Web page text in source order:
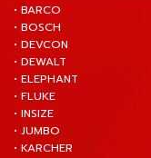
• BARCO
• BOSCH
• DEVCON
• DEWALT
• ELEPHANT
• FLUKE
• INSIZE
• JUMBO
• KARCHER